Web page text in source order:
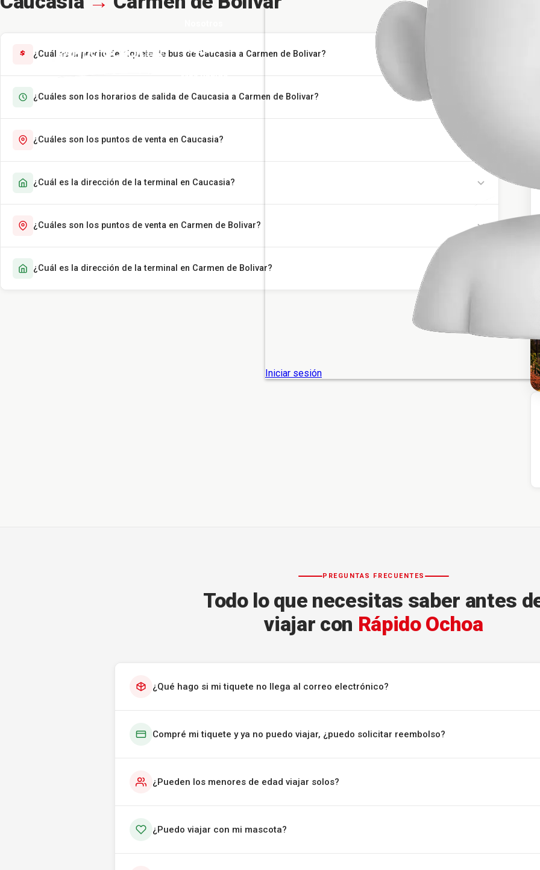
Pasajes
¿Cuál es el precio del tiquete de bus de Caucasia a Carmen de Bolivar?
¿Cuáles son los horarios de salida de Caucasia a Carmen de Bolivar?
¿Cuáles son los puntos de venta en Caucasia?
¿Cuál es la dirección de la terminal en Caucasia?
¿Cuáles son los puntos de venta en Carmen de Bolivar?
¿Cuál es la dirección de la terminal en Carmen de Bolivar?
PREGUNTAS FRECUENTES
Todo lo que necesitas saber antes
viajar con Rápido Ochoa
¿Qué hago si mi tiquete no llega al correo electrónico?
Compré mi tiquete y ya no puedo viajar, ¿puedo solicitar reembolso?
¿Pueden los menores de edad viajar solos?
¿Puedo viajar con mi mascota?